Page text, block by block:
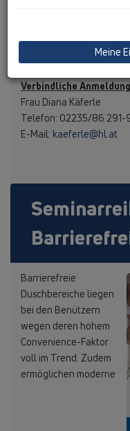
Veranstaltung
Verbindliche
Frau Diana Käferle
Telefon: 02235/86 291-
E-Mail: kaeferle@hl.at
Barrierefreie
Duschbereiche liegen
bei den Benützern
wegen deren hohem
Convenience-Faktor
voll im Trend. Zudem
ermöglichen moderne
Meine